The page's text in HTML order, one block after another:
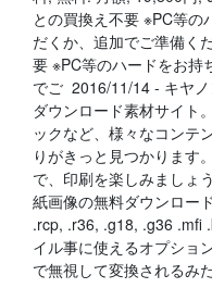
との買換え不要 ※PC等の
だくか、追加でご準備く
要 ※PC等のハードをお持
でご 2016/11/14 - キヤ
ダウンロード素材サイト
ックなど、様々なコンテ
りがきっと見つかります
で、印刷を楽しみましょ
紙画像の無料ダウンロー
.rcp, .r36, .g18, .g36 .mfi
イル事に使えるオプショ
で無視して変換されるみ